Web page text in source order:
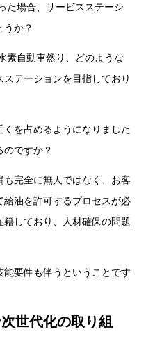
た場合、サービスステーシ
うか？
素自動車然り、どのような
テーションを目指しており
くを占めるようになりました
ですか？
も完全に無人ではなく、お客
油を許可するプロセスが必
しており、人材確保の問題
能要件も伴うということです
世代化の取り組